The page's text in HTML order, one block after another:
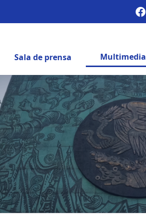
Sala de prensa Multimedia